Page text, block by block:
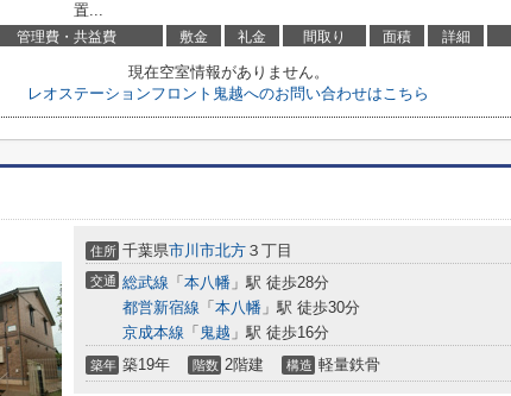
置...
管理費・共益費 敷金 礼金 間取り 面積 詳細
現在空室情報がありません。
レオステーションフロント鬼越へのお問い合わせはこちら
住所 千葉県市川市北方 ３丁目
交通 総武線 「 本八幡 」駅 徒歩28分
都営新宿線 「 本八幡 」駅 徒歩30分
京成本線 「 鬼越 」駅 徒歩16分
築年 築19年 階数 2階建 構造 軽量鉄骨